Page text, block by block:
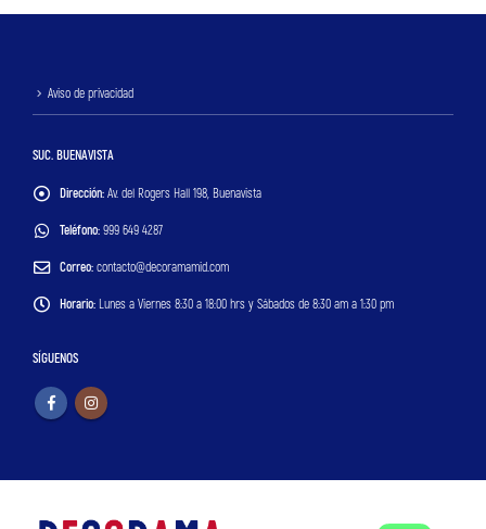
Aviso de privacidad
SUC. BUENAVISTA
Dirección: Av. del Rogers Hall 198, Buenavista
Teléfono: 999 649 4287
Correo: contacto@decoramamid.com
Horario: Lunes a Viernes 8:30 a 18:00 hrs y Sábados de 8:30 am a 1:30 pm
SÍGUENOS